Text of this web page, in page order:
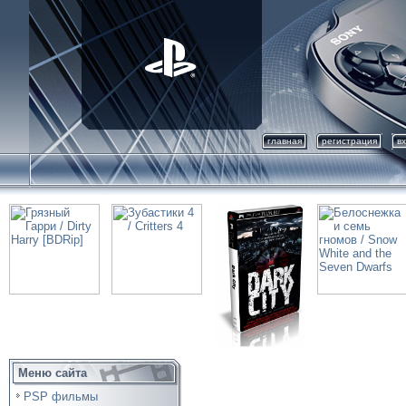
главная регистрация
Меню сайта
PSP фильмы